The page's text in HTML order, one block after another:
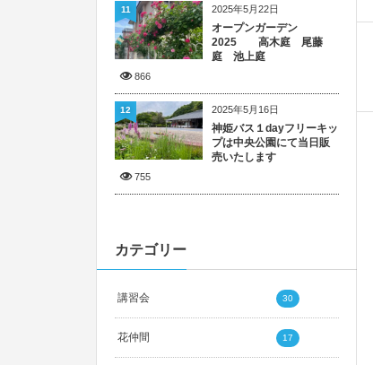
2025年5月22日
オープンガーデン
2025 高木庭 尾藤
庭 池上庭
866
11
2025年5月16日
神姫バス１dayフリーキッ
プは中央公園にて当日販
売いたします
755
12
カテゴリー
講習会 30
花仲間 17